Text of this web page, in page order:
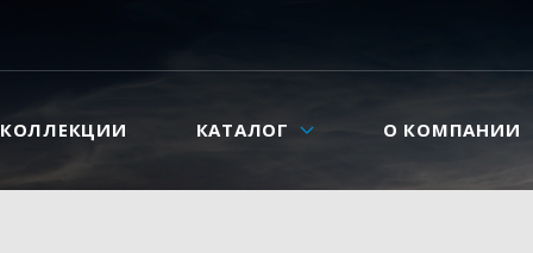
КОЛЛЕКЦИИ КАТАЛОГ О КОМПАНИИ